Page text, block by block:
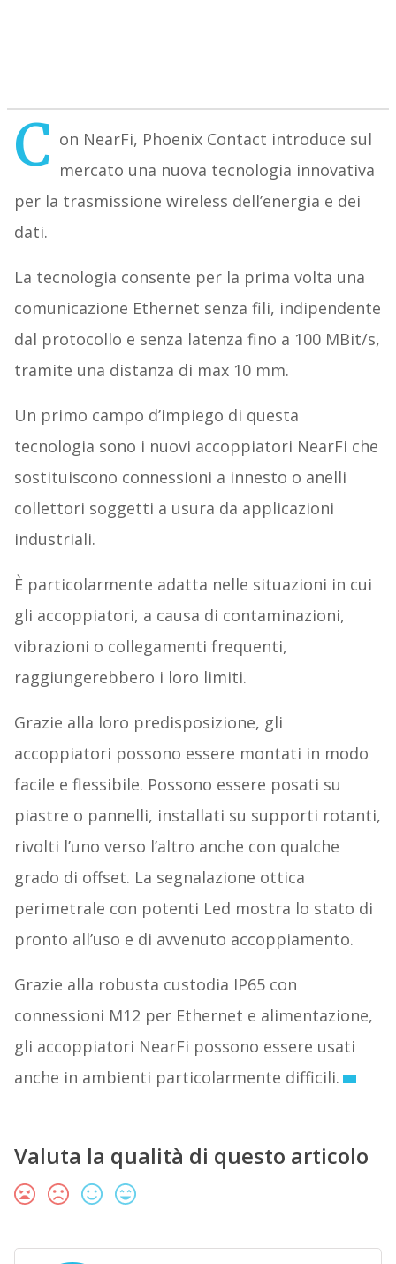
C on NearFi, Phoenix Contact introduce sul
mercato una nuova tecnologia innovativa
per la trasmissione wireless dell’energia e dei
dati.
La tecnologia consente per la prima volta una
comunicazione Ethernet senza fili, indipendente
dal protocollo e senza latenza fino a 100 MBit/s,
tramite una distanza di max 10 mm.
Un primo campo d’impiego di questa
tecnologia sono i nuovi accoppiatori NearFi che
sostituiscono connessioni a innesto o anelli
collettori soggetti a usura da applicazioni
industriali.
È particolarmente adatta nelle situazioni in cui
gli accoppiatori, a causa di contaminazioni,
vibrazioni o collegamenti frequenti,
raggiungerebbero i loro limiti.
Grazie alla loro predisposizione, gli
accoppiatori possono essere montati in modo
facile e flessibile. Possono essere posati su
piastre o pannelli, installati su supporti rotanti,
rivolti l’uno verso l’altro anche con qualche
grado di offset. La segnalazione ottica
perimetrale con potenti Led mostra lo stato di
pronto all’uso e di avvenuto accoppiamento.
Grazie alla robusta custodia IP65 con
connessioni M12 per Ethernet e alimentazione,
gli accoppiatori NearFi possono essere usati
anche in ambienti particolarmente difficili.
Valuta la qualità di questo articolo